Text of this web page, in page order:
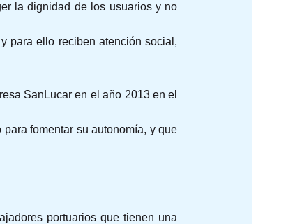
la dignidad de los usuarios y no
para ello reciben atención social,
SanLucar en el año 2013 en el
fomentar su autonomía, y que
portuarios que tienen una